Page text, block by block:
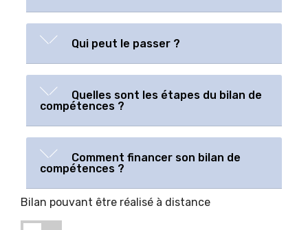
Qui peut le passer ?
Quelles sont les étapes du bilan de
compétences ?
Comment financer son bilan de
compétences ?
Bilan pouvant être réalisé à distance